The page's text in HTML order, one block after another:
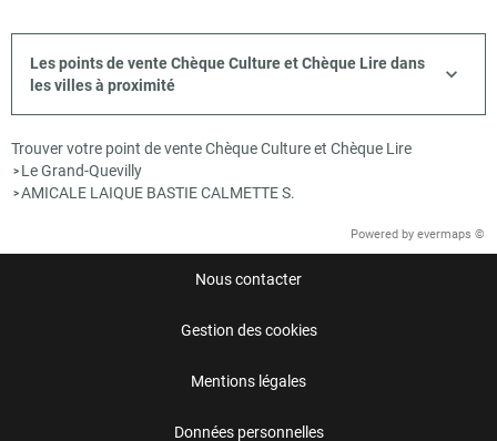
Les points de vente Chèque Culture et Chèque Lire dans
les villes à proximité
Trouver votre point de vente Chèque Culture et Chèque Lire
> Le Grand-Quevilly
>AMICALE LAIQUE BASTIE CALMETTE S.
Powered by evermaps ©
Nous contacter
Gestion des cookies
Mentions légales
Données personnelles